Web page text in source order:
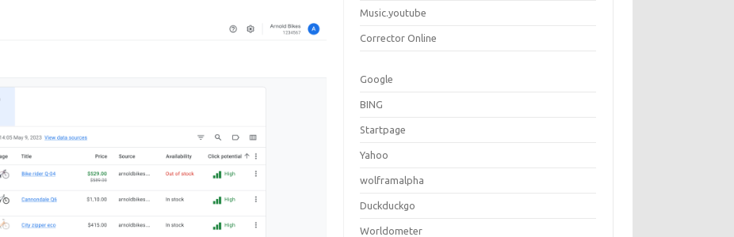
Music.youtube
Corrector Online
Google
BING
Startpage
Yahoo
wolframalpha
Duckduckgo
Worldometer